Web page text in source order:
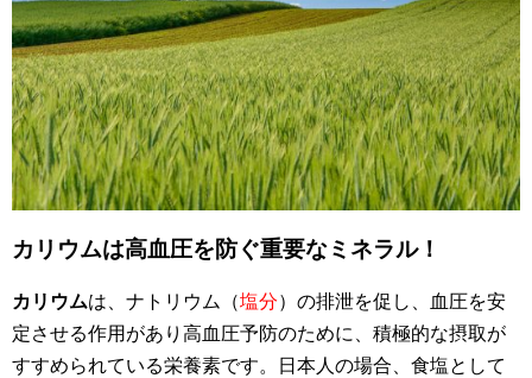
カリウムは高血圧を防ぐ重要なミネラル！
カリウムは、ナトリウム（塩分）の排泄を促し、血圧を安
定させる作用があり高血圧予防のために、積極的な摂取が
すすめられている栄養素です。日本人の場合、食塩として